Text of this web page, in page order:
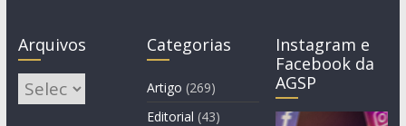
Arquivos
Arquivos
Categorias
Artigo (269)
Editorial (43)
Instagram e
Facebook da
AGSP